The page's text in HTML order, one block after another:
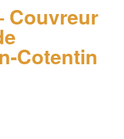
Couvreur
Cotentin